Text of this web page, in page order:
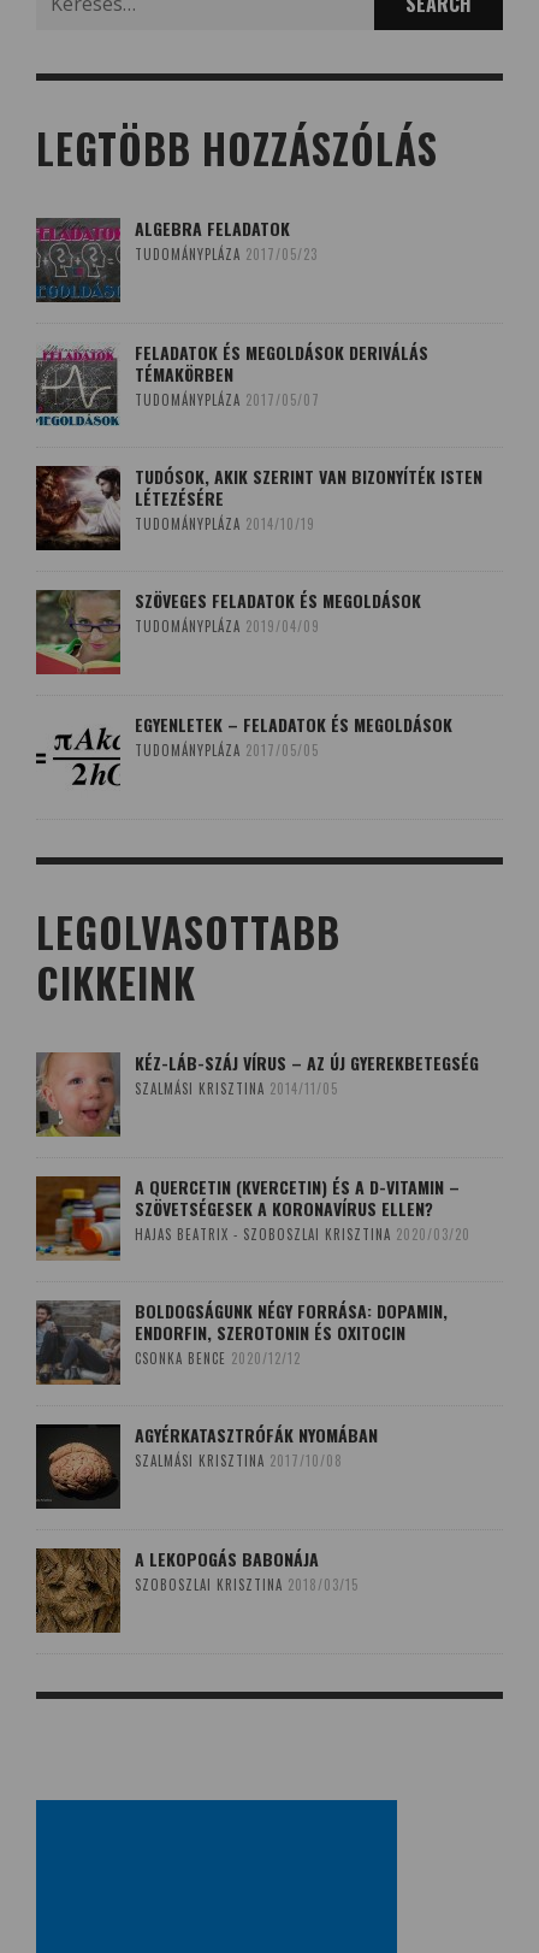
LEGTÖBB HOZZÁSZÓLÁS
ALGEBRA FELADATOK
TUDOMÁNYPLÁZA 2017/05/23
FELADATOK ÉS MEGOLDÁSOK DERIVÁLÁS
TÉMAKÖRBEN
TUDOMÁNYPLÁZA 2017/05/07
TUDÓSOK, AKIK SZERINT VAN BIZONYÍTÉK ISTEN
LÉTEZÉSÉRE
TUDOMÁNYPLÁZA 2014/10/19
SZÖVEGES FELADATOK ÉS MEGOLDÁSOK
TUDOMÁNYPLÁZA 2019/04/09
EGYENLETEK – FELADATOK ÉS MEGOLDÁSOK
TUDOMÁNYPLÁZA 2017/05/05
LEGOLVASOTTABB
CIKKEINK
KÉZ-LÁB-SZÁJ VÍRUS – AZ ÚJ GYEREKBETEGSÉG
SZALMÁSI KRISZTINA 2014/11/05
A QUERCETIN (KVERCETIN) ÉS A D-VITAMIN –
SZÖVETSÉGESEK A KORONAVÍRUS ELLEN?
HAJAS BEATRIX - SZOBOSZLAI KRISZTINA 2020/03/20
BOLDOGSÁGUNK NÉGY FORRÁSA: DOPAMIN,
ENDORFIN, SZEROTONIN ÉS OXITOCIN
CSONKA BENCE 2020/12/12
AGYÉRKATASZTRÓFÁK NYOMÁBAN
SZALMÁSI KRISZTINA 2017/10/08
A LEKOPOGÁS BABONÁJA
SZOBOSZLAI KRISZTINA 2018/03/15